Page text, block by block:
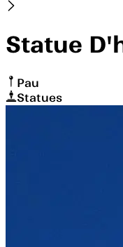
Statue
Pau
Statues